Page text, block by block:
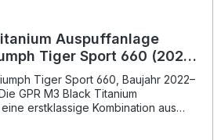
Auspuffanlage
Tiger Sport 660 (2022–
Tiger Sport 660, Baujahr 2022–
GPR M3 Black Titanium
erstklassige Kombination aus